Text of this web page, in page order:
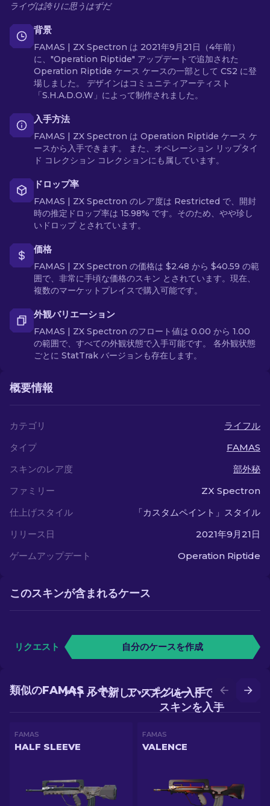
ライヴは誇りに思うはずだ
背景
FAMAS | ZX Spectron は 2021年9月21日（4年前）
に、"Operation Riptide" アップデートで追加された
Operation Riptide ケース ケースの一部として CS2 に登
場しました。 デザインはコミュニティアーティスト
「S.H.A.D.O.W」によって制作されました。
入手方法
FAMAS | ZX Spectron は Operation Riptide ケース ケ
ースから入手できます。 また、オペレーション リップタイ
ド コレクション コレクションにも属しています。
ドロップ率
FAMAS | ZX Spectron のレア度は Restricted で、開封
時の推定ドロップ率は 15.98% です。そのため、やや珍し
いドロップ とされています。
価格
FAMAS | ZX Spectron の価格は $2.48 から $40.59 の範
囲で、非常に手頃な価格のスキン とされています。現在、
複数のマーケットプレイスで購入可能です。
外観バリエーション
FAMAS | ZX Spectron のフロート値は 0.00 から 1.00
の範囲で、すべての外観状態で入手可能です。 各外観状態
ごとに StatTrak バージョンも存在します。
概要情報
カテゴリ
ライフル
タイプ
FAMAS
スキンのレア度
部外秘
ファミリー
ZX Spectron
仕上げスタイル
「カスタムペイント」スタイル
リリース日
2021年9月21日
ゲームアップデート
Operation Riptide
このスキンが含まれるケース
リクエスト 自分のケースを作成
アップグレードでより良い
スキンを入手
バトルで新しいスキンを入手
類似のFAMAS スキン
FAMAS
HALF SLEEVE
FAMAS
VALENCE